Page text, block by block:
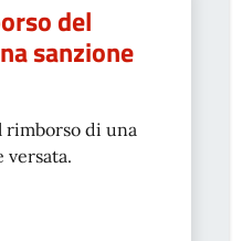
del
sanzione
rimborso di una
versata.